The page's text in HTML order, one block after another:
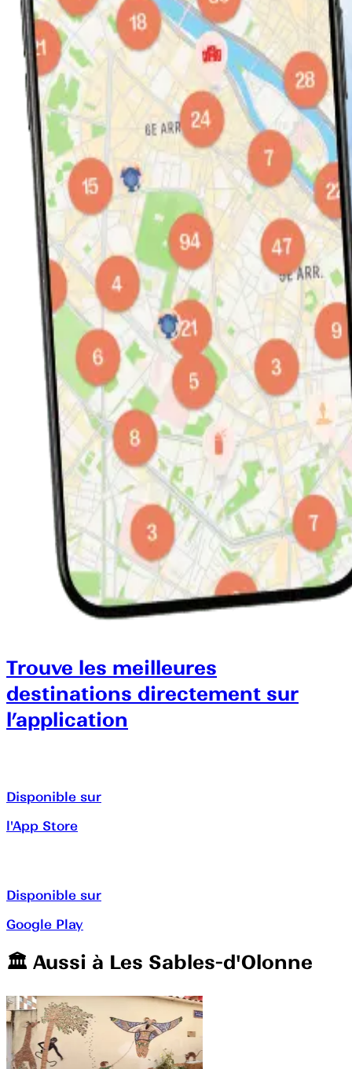
Trouve les meilleures
destinations directement sur
l’application
Disponible sur
l'App Store
Disponible sur
Google Play
🏛️️ Aussi à Les Sables-d'Olonne